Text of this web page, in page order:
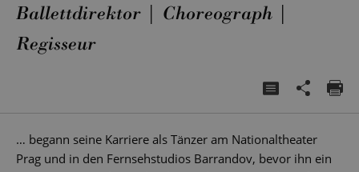
Ballettdirektor | Choreograph |
Regisseur
… begann seine Karriere als Tänzer am Nationaltheater
Prag und in den Fernsehstudios Barrandov, bevor ihn ein